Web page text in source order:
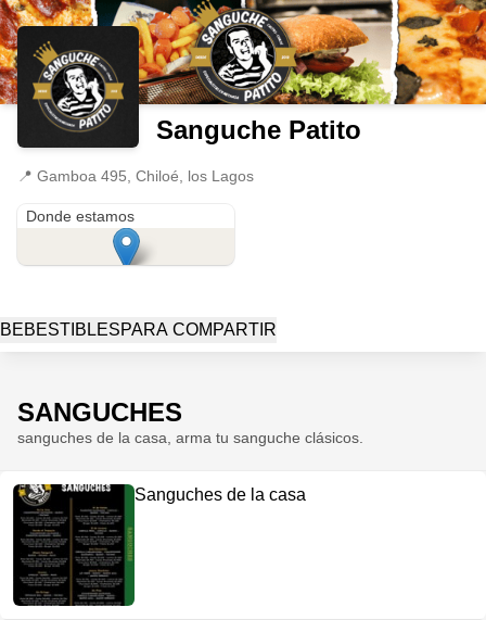
Sanguche Patito
📍 Gamboa 495, Chiloé, los Lagos
Donde estamos
BEBESTIBLESPARA COMPARTIR
SANGUCHES
sanguches de la casa, arma tu sanguche clásicos.
Sanguches de la casa